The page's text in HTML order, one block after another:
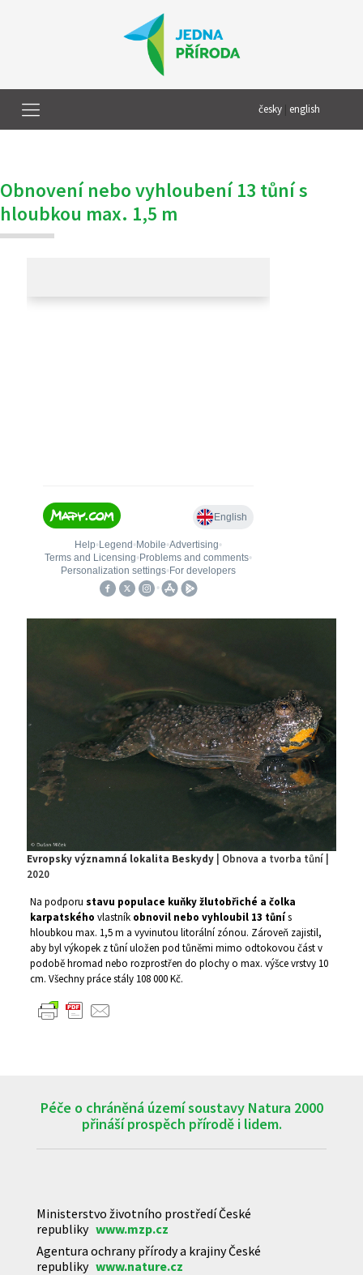
česky english
Obnovení nebo vyhloubení 13 tůní s
hloubkou max. 1,5 m
Evropsky významná lokalita Beskydy | Obnova a tvorba tůní |
2020
Na podporu stavu populace kuňky žlutobřiché a čolka
karpatského vlastník obnovil nebo vyhloubil 13 tůnís
hloubkou max. 1,5 m a vyvinutou litorální zónou. Zároveň zajistil,
aby byl výkopek z tůní uložen pod tůněmi mimo odtokovou část v
podobě hromad nebo rozprostřen do plochy o max. výšce vrstvy 10
cm. Všechny práce stály 108 000 Kč.
Péče o chráněná území soustavy Natura 2000
přináší prospěch přírodě i lidem.
Ministerstvo životního prostředí České
republiky www.mzp.cz
Agentura ochrany přírody a krajiny České
republiky www.nature.cz